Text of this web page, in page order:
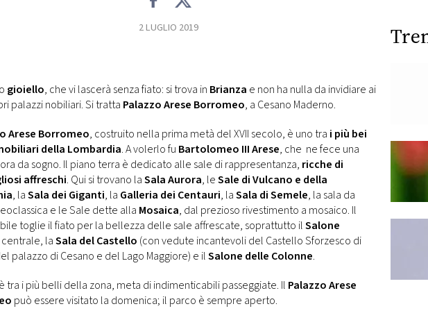
2 LUGLIO 2019
gioiello, che vi lascerà senza fiato: si trova in Brianza e non ha nulla da invidiare ai
palazzi nobiliari. Si tratta Palazzo Arese Borromeo, a Cesano Maderno.
Arese Borromeo, costruito nella prima metà del XVII secolo, è uno tra i più bei
della Lombardia. A volerlo fu Bartolomeo III Arese, che ne fece una
da sogno. Il piano terra è dedicato alle sale di rappresentanza, ricche di
affreschi. Qui si trovano laSala Aurora, leSale di Vulcano e della
, laSala dei Giganti, la Galleria dei Centauri, laSala di Semele, la sala da
e le Sale dette alla Mosaica, dal prezioso rivestimento a mosaico. Il
toglie il fiato per la bellezza delle sale affrescate, soprattutto ilSalone
centrale, laSala del Castello (con vedute incantevoli del Castello Sforzesco di
palazzo di Cesano e del Lago Maggiore) e ilSalone delle Colonne.
è tra i più belli della zona, meta di indimenticabili passeggiate. Il Palazzo Arese
può essere visitato la domenica; il parco è sempre aperto.